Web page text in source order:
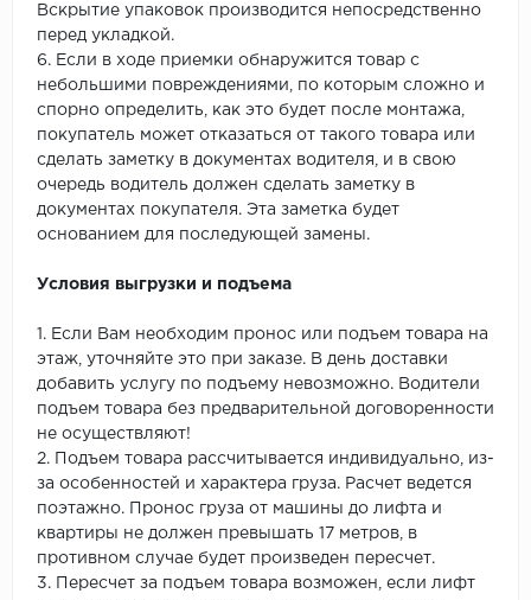
Вскрытие упаковок производится непосредственно
перед укладкой.
6. Если в ходе приемки обнаружится товар с
небольшими повреждениями, по которым сложно и
спорно определить, как это будет после монтажа,
покупатель может отказаться от такого товара или
сделать заметку в документах водителя, и в свою
очередь водитель должен сделать заметку в
документах покупателя. Эта заметка будет
основанием для последующей замены.
Условия выгрузки и подъема
1. Если Вам необходим пронос или подъем товара на
этаж, уточняйте это при заказе. В день доставки
добавить услугу по подъему невозможно. Водители
подъем товара без предварительной договоренности
не осуществляют!
2. Подъем товара рассчитывается индивидуально, из-
за особенностей и характера груза. Расчет ведется
поэтажно. Пронос груза от машины до лифта и
квартиры не должен превышать 17 метров, в
противном случае будет произведен пересчет.
3. Пересчет за подъем товара возможен, если лифт